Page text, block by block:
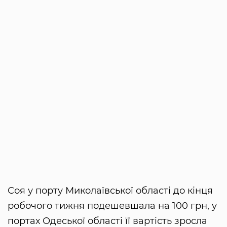
Соя у порту Миколаївської області до кінця
робочого тижня подешевшала на 100 грн, у
портах Одеської області її вартість зросла